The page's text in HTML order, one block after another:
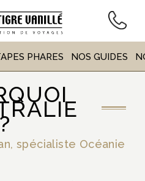
> VOYAGE EN AUSTRALIE
PHARES NOS GUIDES
?
spécialiste Océanie